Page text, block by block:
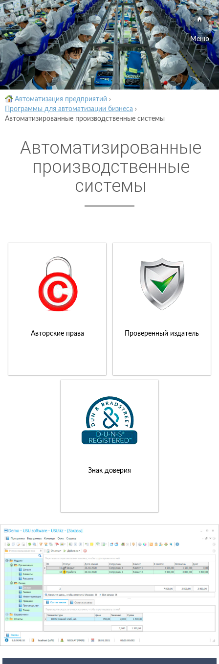
Меню
Автоматизация предприятий ›
Программы для автоматизации бизнеса ›
Автоматизированные производственные системы
Автоматизированные
производственные
системы
Авторские права Проверенный издатель
Знак доверия